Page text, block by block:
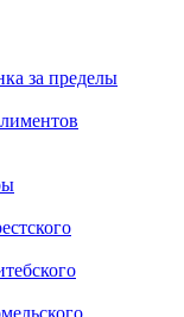
за пределы